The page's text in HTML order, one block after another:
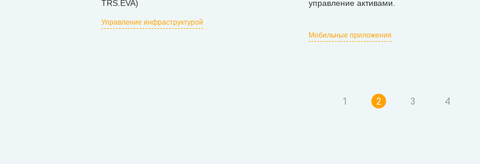
TRS.EVA)
Управление инфраструктурой
управление активами.
Мобильные приложения
1 2 3 4